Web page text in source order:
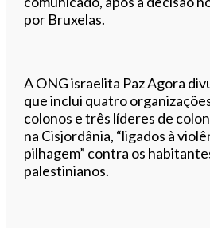
por Bruxelas.
A ONG israelita Paz Agora
que inclui quatro
colonos e três líderes de
na Cisjordânia, “ligados à
pilhagem” contra os
palestinianos.